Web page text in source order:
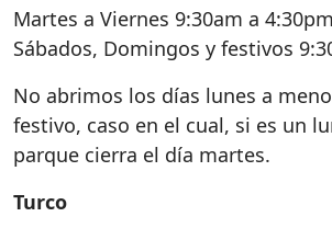
Martes a Viernes 9:30am a 4:30pm
Sábados, Domingos y festivos
No abrimos los días lunes a
festivo, caso en el cual, si es un
parque cierra el día martes.
Turco